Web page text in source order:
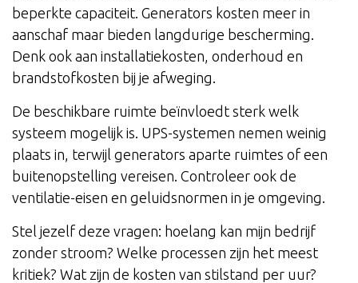
beperkte capaciteit. Generators kosten meer in
aanschaf maar bieden langdurige bescherming.
Denk ook aan installatiekosten, onderhoud en
brandstofkosten bij je afweging.
De beschikbare ruimte beïnvloedt sterk welk
systeem mogelijk is. UPS-systemen nemen weinig
plaats in, terwijl generators aparte ruimtes of een
buitenopstelling vereisen. Controleer ook de
ventilatie-eisen en geluidsnormen in je omgeving.
Stel jezelf deze vragen: hoelang kan mijn bedrijf
zonder stroom? Welke processen zijn het meest
kritiek? Wat zijn de kosten van stilstand per uur?